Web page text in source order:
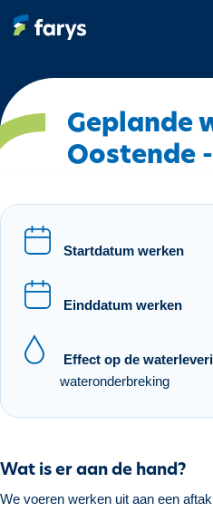
l
a
e
n
u
Geplande
Oostende -
Startdatum werken
Einddatum werken
Effect op de
wateronderbreking
Wat is er aan de hand?
We voeren werken uit aan een